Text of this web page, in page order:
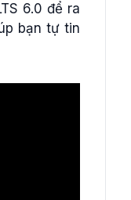
6.0 để ra
bạn tự tin